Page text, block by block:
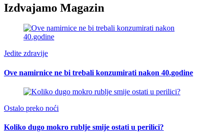
Izdvajamo Magazin
Jedite zdravije
Ove namirnice ne bi trebali konzumirati nakon 40.godine
Ostalo preko noći
Koliko dugo mokro rublje smije ostati u perilici?